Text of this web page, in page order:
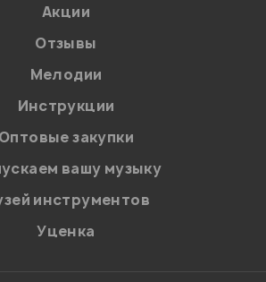
Акции
Отзывы
Мелодии
Инструкции
Оптовые закупки
вашу музыку
инструментов
Уценка